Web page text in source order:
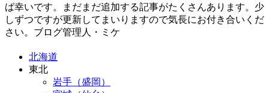
ば幸いです。まだまだ追加する記事がたくさんあります。少
しずつですが更新してまいりますので気長にお付き合いくだ
さい。ブログ管理人・ミケ
北海道
東北
岩手（盛岡）